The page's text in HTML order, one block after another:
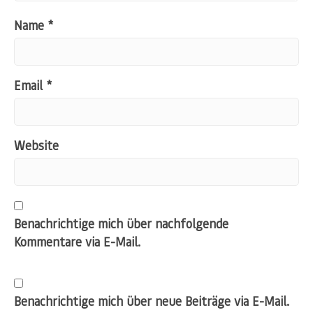
Name *
Email *
Website
Benachrichtige mich über nachfolgende
Kommentare via E-Mail.
Benachrichtige mich über neue Beiträge via E-Mail.